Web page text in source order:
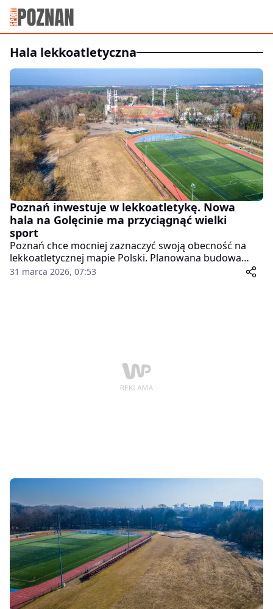
hala lekkoatletyczna
Poznań inwestuje w lekkoatletykę. Nowa
hala na Golęcinie ma przyciągnąć wielki
sport
Poznań chce mocniej zaznaczyć swoją obecność na
lekkoatletycznej mapie Polski. Planowana budowa
nowoczesnej hali na terenie Golęcin w Poznaniu to
31 marca 2026, 07:53